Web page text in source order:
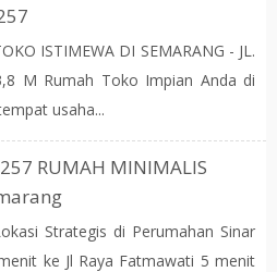
ISTIMEWA DI SEMARANG - JL.
M Rumah Toko Impian Anda di
usaha...
RUMAH MINIMALIS
Strategis di Perumahan Sinar
ke Jl Raya Fatmawati 5 menit